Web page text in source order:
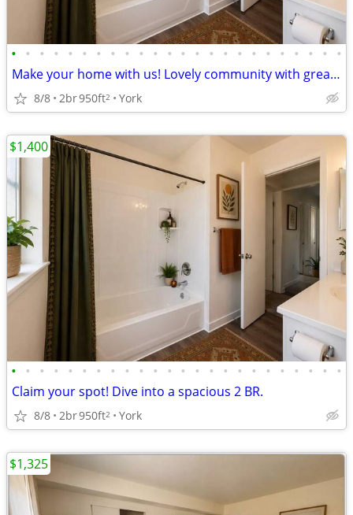
• • • • • • • • • • • • • • • • • • • • • • • •
Make your home with us! Lovely community with great style!
8/8 2br950ft2 York
• • • • • • • • • • • • • • • • • • • • • • • •
Claim your spot! Dive into a spacious 2 BR.
8/8 2br950ft2 York
$1,400
$1,325